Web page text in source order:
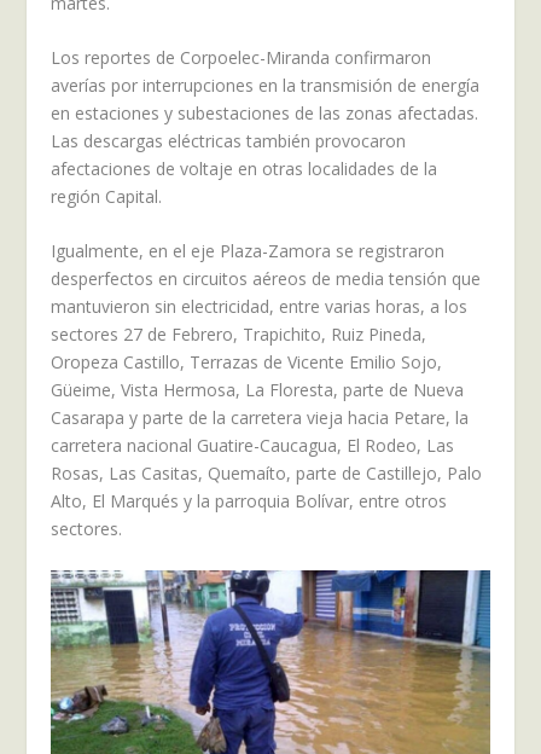
Los reportes de Corpoelec-Miranda confirmaron
averías por interrupciones en la transmisión de energía
en estaciones y subestaciones de las zonas afectadas.
Las descargas eléctricas también provocaron
afectaciones de voltaje en otras localidades de la
región Capital.
Igualmente, en el eje Plaza-Zamora se registraron
desperfectos en circuitos aéreos de media tensión que
mantuvieron sin electricidad, entre varias horas, a los
sectores 27 de Febrero, Trapichito, Ruiz Pineda,
Oropeza Castillo, Terrazas de Vicente Emilio Sojo,
Güeime, Vista Hermosa, La Floresta, parte de Nueva
Casarapa y parte de la carretera vieja hacia Petare, la
carretera nacional Guatire-Caucagua, El Rodeo, Las
Rosas, Las Casitas, Quemaíto, parte de Castillejo, Palo
Alto, El Marqués y la parroquia Bolívar, entre otros
sectores.